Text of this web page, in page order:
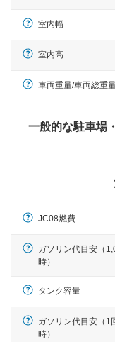
室内幅
室内高
車両重量/車両総重
一般的な駐車場
× 長さ 5,000mm
JC08燃費
ガソリン代目安（
時）
タンク容量
ガソリン代目安（1
時）